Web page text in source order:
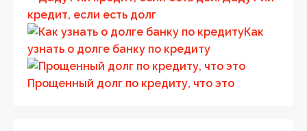
кредит, если есть долг
Как
узнать о долге банку по кредиту
Прощенный долг по кредиту, что это